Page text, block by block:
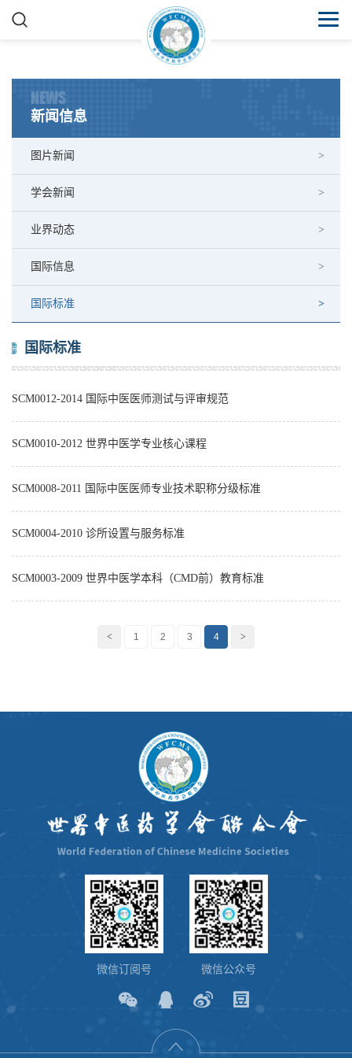
NEWS
新闻信息
图片新闻
学会新闻
业界动态
国际信息
国际标准
国际标准
SCM0012-2014 国际中医医师测试与评审规范
SCM0010-2012 世界中医学专业核心课程
SCM0008-2011 国际中医医师专业技术职称分级标准
SCM0004-2010 诊所设置与服务标准
SCM0003-2009 世界中医学本科（CMD前）教育标准
< 1 2 3 4 >
微信订阅号 微信公众号